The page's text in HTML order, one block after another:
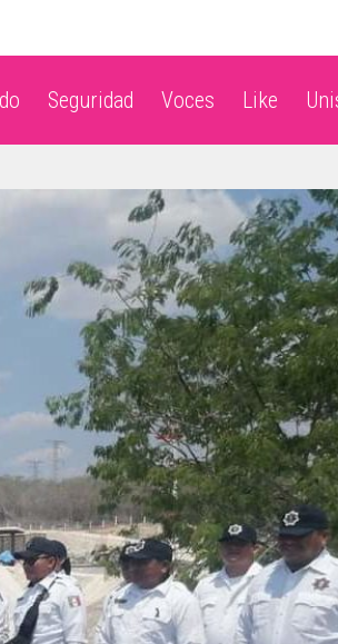
Seguridad Voces Like